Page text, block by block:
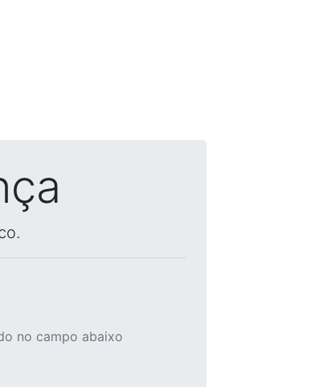
no campo abaixo